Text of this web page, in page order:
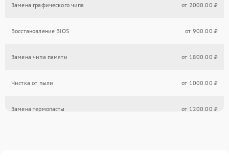
Замена графического чипа от 2000.00 ₽
Восстановление BIOS от 900.00 ₽
Замена чипа памяти от 1800.00 ₽
Чистка от пыли от 1000.00 ₽
Замена термопасты от 1200.00 ₽